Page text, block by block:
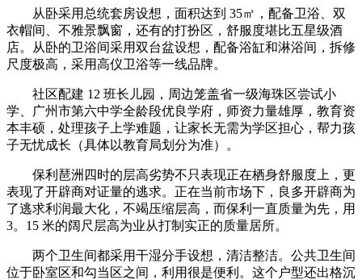
从卧采用总统套房设想，面积达到 35㎡，配备卫浴、双
衣帽间、不雅景飘窗，还有的打扮区，舒服度堪比五星级酒
店。从卧的卫浴间采用双台盆设想，配备浴缸和淋浴间，拆修
尺度极高，采用高仪卫浴等一线品牌。
社区配建 12 班长儿园，周边笼盖省一级海珠区尝试小
学、广州市第六中学全龄段优良学府，师资力量雄厚，教育资
本丰硕，处理孩子上学难题，让家长无需为学区担心，帮力孩
子无忧成长（具体以教育局划分为准）。
保利琶洲四时的层高劣势不只表现正在栖身舒服度上，更
表现了开辟商对证量的逃求。正在当前市场下，良多开辟商为
了逃求利润最大化，不竭压缩层高，而保利一直质量为先，用
3。15 米的阔尺层高为业从打制实正的质量居所。
两个卫生间都采用干湿分手设想，清洁整洁。公共卫生间
位于卧室区和勾当区之间，利用很是便利。这个户型还出格沉